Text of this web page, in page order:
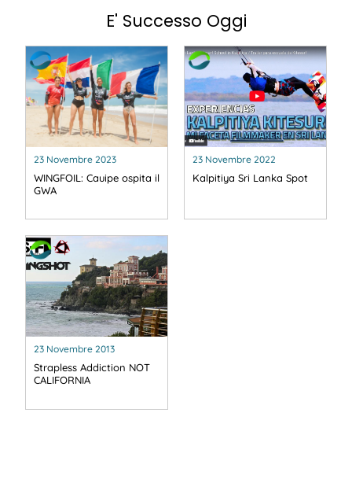
E' Successo Oggi
23 Novembre 2023
WINGFOIL: Cauipe ospita il
GWA
23 Novembre 2022
Kalpitiya Sri Lanka Spot
23 Novembre 2013
Strapless Addiction NOT
CALIFORNIA